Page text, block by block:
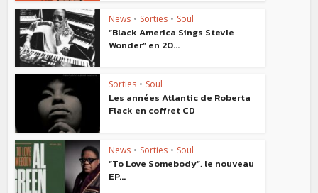
News • Sorties • Soul
“Black America Sings Stevie
Wonder” en 20...
Sorties • Soul
Les années Atlantic de Roberta
Flack en coffret CD
News • Sorties • Soul
“To Love Somebody”, le nouveau
EP...